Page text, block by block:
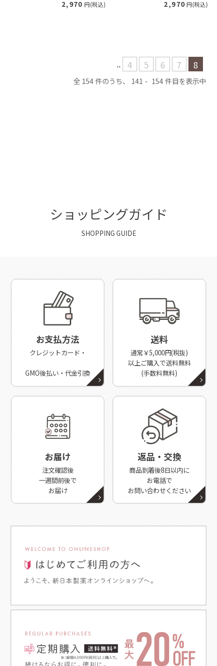
2,970 円(税込) 2,970 円(税込)
.. 4 5 6 7 8
154 141 154
ショッピングガイド
SHOPPING GUIDE
お支払方法
クレジットカード・
GMO後払い・代金引換
送料
通常￥5,000円(税抜)
以上ご購入で送料無料
(手数料無料)
お届け
注文確認後
一週間前後で
お届け
返品・交換
商品到着後8日以内に
お電話で
お問い合わせください